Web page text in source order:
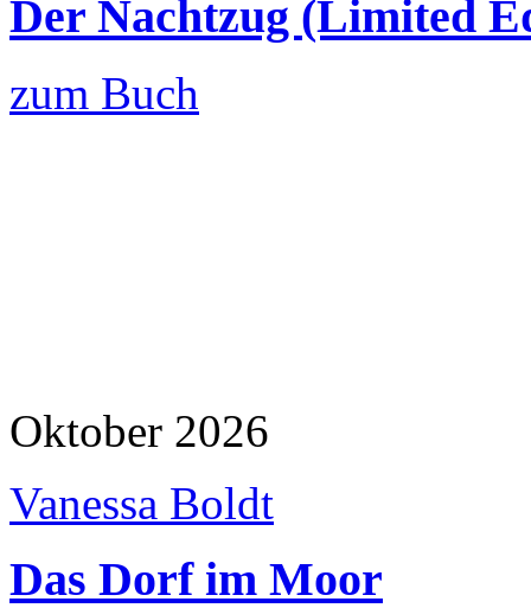
Der Nachtzug (Limited
zum Buch
Oktober 2026
Vanessa Boldt
Das Dorf im Moor